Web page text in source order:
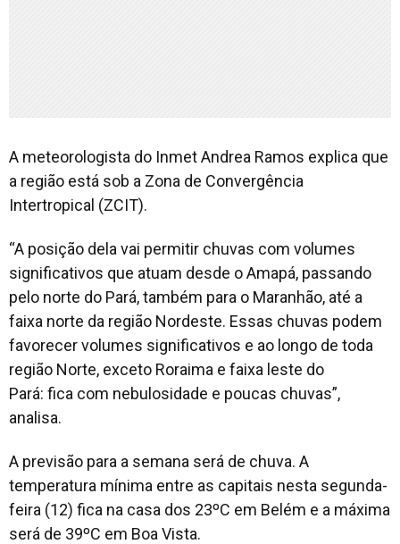
A meteorologista do Inmet Andrea Ramos explica que
a região está sob a Zona de Convergência
Intertropical (ZCIT).
“A posição dela vai permitir chuvas com volumes
significativos que atuam desde o Amapá, passando
pelo norte do Pará, também para o Maranhão, até a
faixa norte da região Nordeste. Essas chuvas podem
favorecer volumes significativos e ao longo de toda
região Norte, exceto Roraima e faixa leste do
Pará: fica com nebulosidade e poucas chuvas”,
analisa.
A previsão para a semana será de chuva. A
temperatura mínima entre as capitais nesta segunda-
feira (12) fica na casa dos 23ºC em Belém e a máxima
será de 39ºC em Boa Vista.